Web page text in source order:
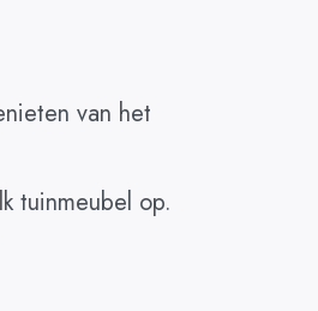
van het
tuinmeubel op.